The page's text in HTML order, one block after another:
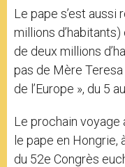
Le pape s’est aussi
millions
de deux millions
pas de Mère
de l’Europe », du 5
Le prochain voyage
le pape en Hongrie,
du 52e Congrès